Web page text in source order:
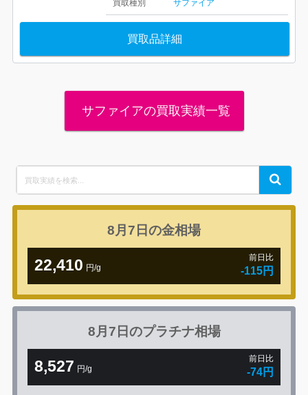
買取種別 サファイア
買取品詳細
サファイアの買取実績一覧
for:
Search
8月7日の金相場
22,410 円/g
前日比
-115円
8月7日のプラチナ相場
8,527 円/g
前日比
-74円